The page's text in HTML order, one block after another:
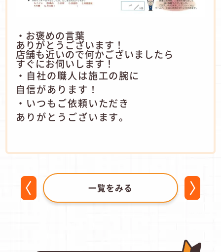
・お褒めの言葉
ありがとうございます！
店舗も近いので何かございましたら
すぐにお伺いします！
・自社の職人は施工の腕に
自信があります！
・いつもご依頼いただき
ありがとうございます。
一覧をみる